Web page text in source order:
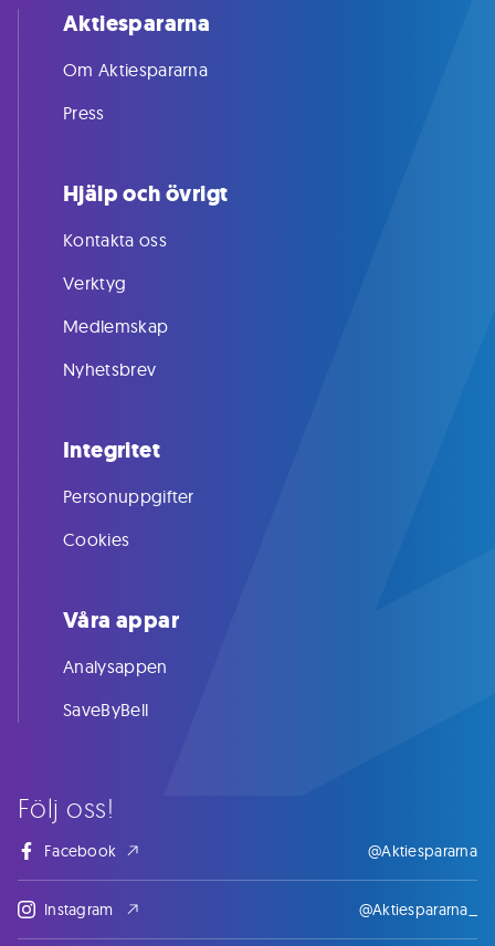
Följ oss!
Facebook @Aktiespararna
Instagram @Aktiespararna_
Aktiespararna
Om Aktiespararna
Press
Hjälp och övrigt
Kontakta oss
Verktyg
Medlemskap
Nyhetsbrev
Integritet
Personuppgifter
Cookies
Våra appar
Analysappen
SaveByBell